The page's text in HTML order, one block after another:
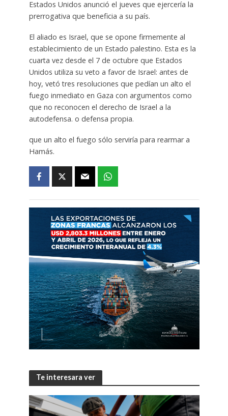
Estados Unidos anunció el jueves que ejercería la
prerrogativa que beneficia a su país.
El aliado es Israel, que se opone firmemente al
establecimiento de un Estado palestino. Esta es la
cuarta vez desde el 7 de octubre que Estados
Unidos utiliza su veto a favor de Israel: antes de
hoy, vetó tres resoluciones que pedían un alto el
fuego inmediato en Gaza con argumentos como
que no reconocen el derecho de Israel a la
autodefensa. o defensa propia.
que un alto el fuego sólo serviría para rearmar a
Hamás.
Te interesara ver